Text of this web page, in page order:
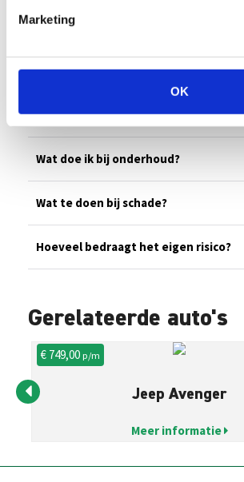
Marketing
OK
Hoe controleren jullie de eindfactuur?
Ons wagenpark
Wat is jullie noodnummer?
Wat doe ik bij onderhoud?
Wat te doen bij schade?
Hoeveel bedraagt het eigen risico?
Gerelateerde auto's
€ 749,00p/m
Jeep Avenger
Meer informatie